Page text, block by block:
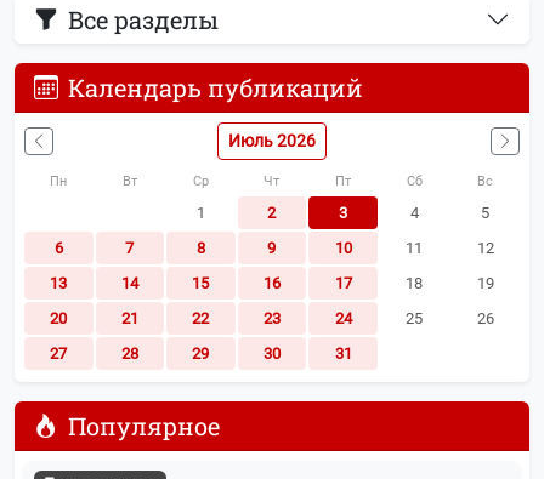
Все разделы
Календарь публикаций
Июль 2026
Пн Вт Ср Чт Пт Сб Вс
1 2 3 4
5
6
7 8 9 10 11
12
13
14 15 16 17 18
19
20
21 22 23 24 25
26
27
28 29 30 31
Популярное